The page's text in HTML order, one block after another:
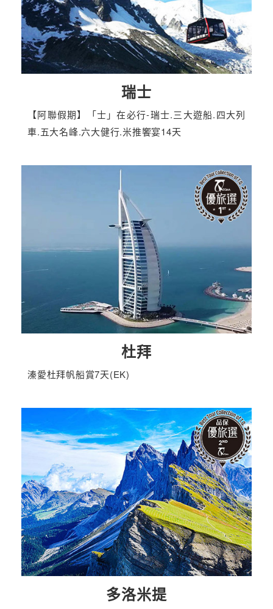
瑞士
【阿聯假期】「士」在必行-瑞士.三大遊船.四大列
車.五大名峰.六大健行.米推饗宴14天
杜拜
溱愛杜拜帆船賞7天(EK)
多洛米提